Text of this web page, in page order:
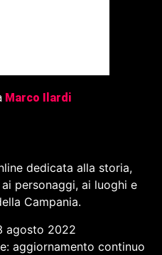
Marco Ilardi
dedicata alla storia,
personaggi, ai luoghi e
Campania.
agosto 2022
aggiornamento continuo